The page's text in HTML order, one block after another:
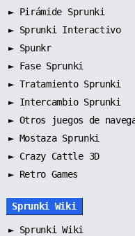
► Pirámide Sprunki
► Sprunki Interactivo
► Spunkr
► Fase Sprunki
► Tratamiento Sprunki
► Intercambio Sprunki
► Otros juegos de
► Mostaza Sprunki
► Crazy Cattle 3D
► Retro Games
Sprunki Wiki
► Sprunki Wiki